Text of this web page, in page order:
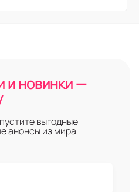
и новинки —
выгодные
анонсы из мира